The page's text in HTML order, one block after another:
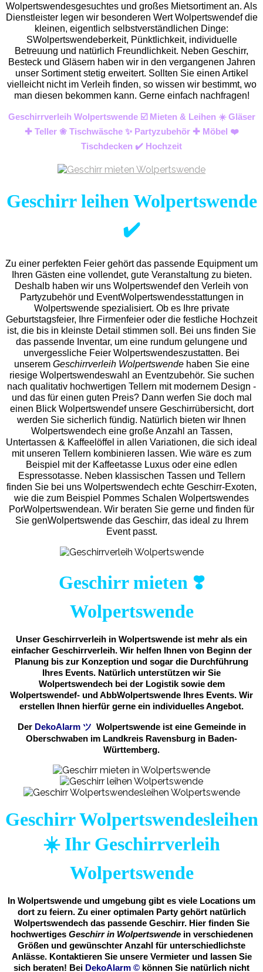
Wolpertswendesgesuchtes und großes Mietsortiment an. Als
Dienstleister legen wir besonderen Wert Wolpertswendef die
kleinen, eigentlich selbstverständlichen Dinge:
SWolpertswendeberkeit, Pünktlichkeit, individuelle
Betreuung und natürlich Freundlichkeit. Neben Geschirr,
Besteck und Gläsern haben wir in den vergangenen Jahren
unser Sortiment stetig erweitert. Sollten Sie einen Artikel
vielleicht nicht im Verleih finden, so wissen wir bestimmt, wo
man diesen bekommen kann. Gerne einfach nachfragen!
Geschirrverleih Wolpertswende ☑️ Mieten & Leihen ☀️ Gläser
✚ Teller ❀ Tischwäsche ✨ Partyzubehör ✚ Möbel ❤️
Tischdecken ✔️ Hochzeit
Geschirr leihen Wolpertswende
✔️
Zu einer perfekten Feier gehört das passende Equipment um
Ihren Gästen eine vollendet, gute Veranstaltung zu bieten.
Deshalb haben wir uns Wolpertswendef den Verleih von
Partyzubehör und EventWolpertswendesstattungen in
Wolpertswende spezialisiert. Ob es Ihre private
Geburtstagsfeier, Ihre Firmenfeier oder die festliche Hochzeit
ist, die bis in kleinste Detail stimmen soll. Bei uns finden Sie
das passende Inventar, um eine rundum gelungene und
unvergess liche Feier Wolpertswendeszustatten. Bei
unserem Geschirrverleih Wolpertswendehaben Sie eine
riesige Wolpertswendeswahl an Eventzubehör. Sie suchen
nach qualitativ hochwertigen Tellern mit modernem Design -
und das für einen guten Preis? Dann werfen Sie doch mal
einen Blick Wolpertswendef unsere Geschirrübersicht, dort
werden Sie sicherlich fündig. Natürlich bieten wir Ihnen
Wolpertswendech eine große Anzahl an Tassen,
Untertassen & Kaffeelöffel in allen Variationen, die sich ideal
mit unseren Tellern kombinieren lassen. Wie wäre es zum
Beispiel mit der Kaffeetasse Luxus oder eine edlen
Espressotasse. Neben klassischen Tassen und Tellern
finden Sie bei uns Wolpertswendech echte Geschirr-Exoten,
wie die zum Beispiel Pommes Schalen Wolpertswendes
PorWolpertswendean. Wir beraten Sie gerne und finden für
Sie genWolpertswende das Geschirr, das ideal zu Ihrem
Event passt.
Geschirr mieten ❣️
Wolpertswende
Unser Geschirrverleih in Wolpertswende ist mehr als ein
einfacher Geschirrverleih. Wir helfen Ihnen von Beginn der
Planung bis zur Konzeption und sogar die Durchführung
Ihres Events. Natürlich unterstützen wir Sie
Wolpertswendech bei der Logistik sowie dem
Wolpertswendef- und AbbWolpertswende Ihres Events. Wir
erstellen Ihnen hierfür gerne ein individuelles Angebot.
Der DekoAlarm ツ Wolpertswende ist eine Gemeinde in
Oberschwaben im Landkreis Ravensburg in Baden-
Württemberg.
Geschirr Wolpertswendesleihen
☀️ Ihr Geschirrverleih
Wolpertswende
In Wolpertswende und umgebung gibt es viele Locations um
dort zu feiern. Zu einer optimalen Party gehört natürlich
Wolpertswendech das passende Geschirr. Hier finden Sie
hochwertiges Geschirr in Wolpertswendein verschiedenen
Größen und gewünschter Anzahl für unterschiedlichste
Anlässe. Kontaktieren Sie unsere Vermieter und lassen Sie
sich beraten! Bei DekoAlarm © können Sie natürlich nicht